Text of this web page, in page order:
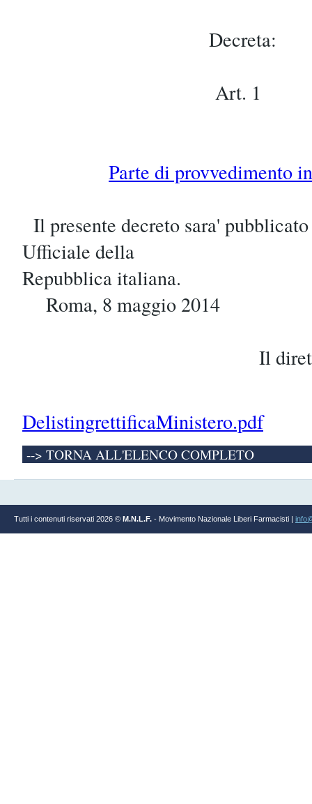
Decreta:
Art. 1
Parte di provvedimento
Il presente decreto sara'
Ufficiale della
Repubblica italiana.
Roma, 8 maggio 2014
Il direttore
DelistingrettificaMinistero.pdf
--> TORNA ALL'ELENCO COMPLETO
Tutti i contenuti riservati 2026 © M.N.L.F. - Movimento Nazionale Liberi Farmacisti |